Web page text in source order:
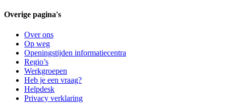
Overige pagina's
Over ons
Op weg
Openingstijden informatiecentra
Regio’s
Werkgroepen
Heb je een vraag?
Helpdesk
Privacy verklaring